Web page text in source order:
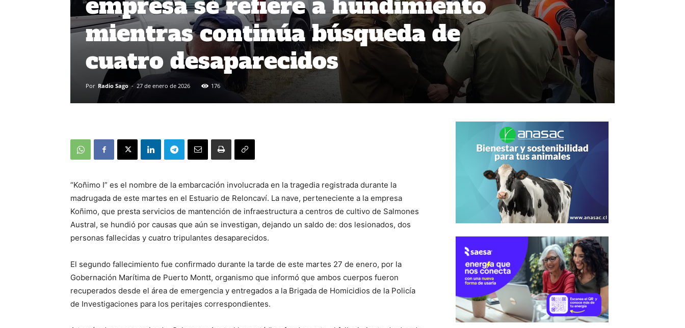
mientras continúa búsqueda de
cuatro desaparecidos
Por Radio Sago - 27 de enero de 2026 176
“Koñimo I” es el nombre de la embarcación involucrada en la tragedia registrada durante la
madrugada de este martes en el Estuario de Reloncaví. La nave, perteneciente a la empresa
Koñimo, que presta servicios de mantención de infraestructura a centros de cultivo de Salmones
Austral, se hundió por causas que aún se investigan, dejando un saldo de: dos lesionados, dos
personas fallecidas y cuatro tripulantes desaparecidos.
El segundo fallecimiento fue confirmado durante la tarde de este martes 27 de enero, por la
Gobernación Marítima de Puerto Montt, organismo que informó que ambos cuerpos fueron
recuperados desde el área de emergencia y entregados a la Brigada de Homicidios de la Policía
de Investigaciones para los peritajes correspondientes.